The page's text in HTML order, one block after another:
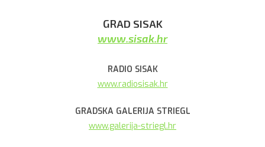
GRAD SISAK
www.sisak.hr
RADIO SISAK
www.radiosisak.hr
GRADSKA GALERIJA STRIEGL
www.galerija-striegl.hr